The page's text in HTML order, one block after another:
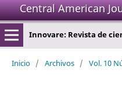
Central American
Innovare: Revista de
Inicio / Archivos / Vol. 10